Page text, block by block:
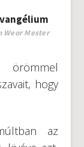
Weor Mester
hogy
az